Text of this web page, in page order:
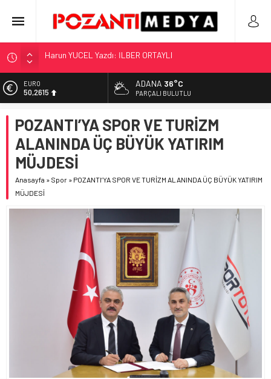
“KILAVUZ HATİCE’NİN MEZARI NEREDE?!!!”
Adana’nın Gizli Cenneti Pozantı Akçatekir Yaylası
Yılmaz Soğutma’dan Buzdolabı Uyarısı
Ajans
Harun YÜCEL Yazdı: İLBER ORTAYLI
EURO
50,2615
5.910,66
BİST
11.456,34
42,6961
ADANA 36°C
PARÇALI BULUTLU
POZANTI’YA SPOR VE TURİZM
ALANINDA ÜÇ BÜYÜK YATIRIM
MÜJDESİ
Anasayfa » Spor » POZANTI’YA SPOR VE TURİZM ALANINDA ÜÇ BÜYÜK YATIRIM
MÜJDESİ